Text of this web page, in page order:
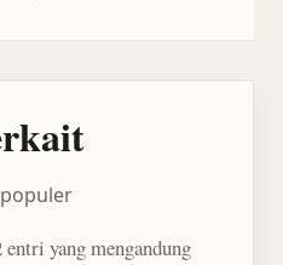
yang mengandung